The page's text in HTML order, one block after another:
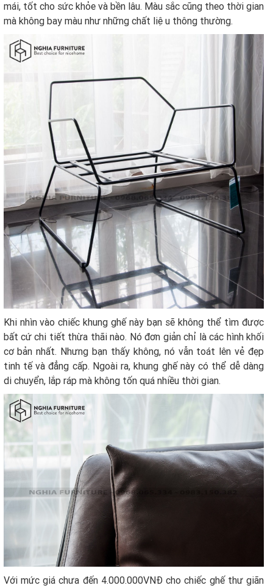
mái, tốt cho sức khỏe và bền lâu. Màu sắc cũng theo thời gian
mà không bay màu như những chất liệu thông thường.
Khi nhìn vào chiếc khung ghế này bạn sẽ không thể tìm được
bất cứ chi tiết thừa thãi nào. Nó đơn giản chỉ là các hình khối
cơ bản nhất. Nhưng bạn thấy không, nó vẫn toát lên vẻ đẹp
tinh tế và đẳng cấp. Ngoài ra, khung ghế này có thể dễ dàng
di chuyển, lắp ráp mà không tốn quá nhiều thời gian.
Với mức giá chưa đến 4.000.000VNĐ cho chiếc ghế thư giãn